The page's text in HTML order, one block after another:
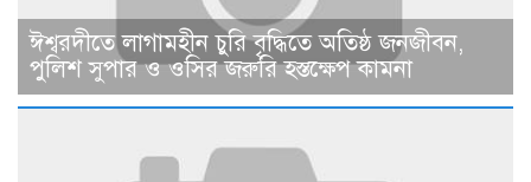
ঈশ্বরদীতে লাগামহীন চুরি বৃদ্ধিতে অতিষ্ঠ জনজীবন,
পুলিশ সুপার ও ওসির জরুরি হস্তক্ষেপ কামনা ​